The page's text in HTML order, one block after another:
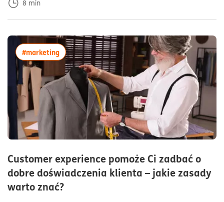
8 min
Customer experience pomoże Ci zadbać o
dobre doświadczenia klienta – jakie zasady
warto znać?czas czytania10minuty
#marketingwięcej artykułów z tagiem:#marketing